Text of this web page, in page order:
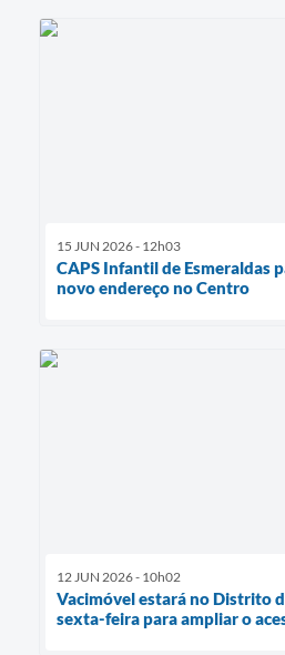
15 JUN 2026 - 12h03
CAPS Infantil de Esmeraldas
novo endereço no Centro
12 JUN 2026 - 10h02
Vacimóvel estará no Distrito
sexta-feira para ampliar o